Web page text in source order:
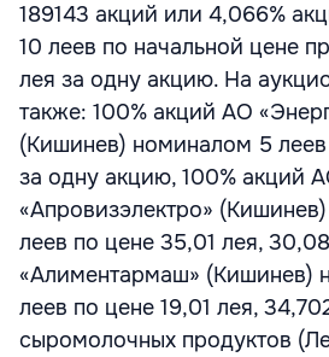
189143 акций или 4,066%
10 леев по начальной цене
лея за одну акцию. На
также: 100% акций АО
(Кишинев) номиналом 5
за одну акцию, 100% акций
«Апровизэлектро»
леев по цене 35,01 лея,
«Алиментармаш» (Кишинев)
леев по цене 19,01 лея,
сыромолочных продуктов